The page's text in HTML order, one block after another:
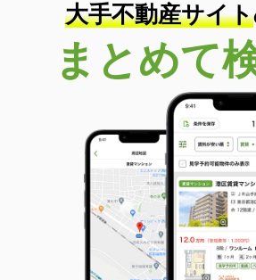
大手不動産サイト
まとめて